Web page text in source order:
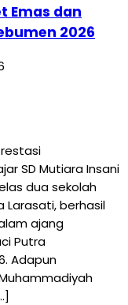
Emas dan
2026
SD Mutiara Insani
dua sekolah
Larasati, berhasil
ajang
Putra
Adapun